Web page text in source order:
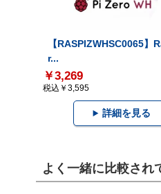
【RASPIZWHSC0065】
r...
￥3,269
税込￥3,595
詳細を見る
よく一緒に比較され